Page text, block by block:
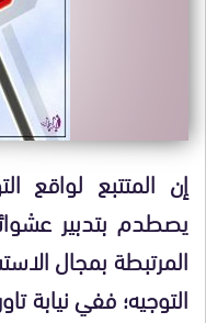
إن المتتبع لواقع
يصطدم بتدبير
المرتبطة بمجال
التوجيه؛ ففي نيابة